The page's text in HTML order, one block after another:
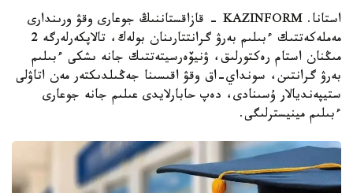
استانا. KAZINFORM - قازاقستاننىڭ جوعارى وقۋ ورىندارى
مەملەكەتتىك ءبىلىم بەرۋ گرانتتارىنان بولەك، تالاپكەرلەرگە 2
مىڭنان استام رەكتورلىق، ۋنيۆەرسيتەتتىك جانە ىشكى ءبىلىم
بەرۋ گرانتىن، سونداي-اق وقۋ اقىسىنا جەڭىلدىكتەر مەن اتاۋلى
ستيپەنديالار ۇسىنادى، دەپ حابارلايدى عىلىم جانە جوعارى
ءبىلىم مينيسترلىگى.